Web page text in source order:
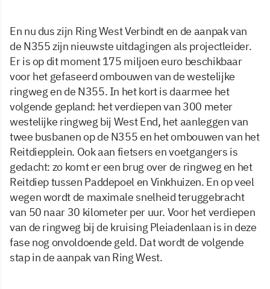
En nu dus zijn Ring West Verbindt en de aanpak van
de N355 zijn nieuwste uitdagingen als projectleider.
Er is op dit moment 175 miljoen euro beschikbaar
voor het gefaseerd ombouwen van de westelijke
ringweg en de N355. In het kort is daarmee het
volgende gepland: het verdiepen van 300 meter
westelijke ringweg bij West End, het aanleggen van
twee busbanen op de N355 en het ombouwen van het
Reitdiepplein. Ook aan fietsers en voetgangers is
gedacht: zo komt er een brug over de ringweg en het
Reitdiep tussen Paddepoel en Vinkhuizen. En op veel
wegen wordt de maximale snelheid teruggebracht
van 50 naar 30 kilometer per uur. Voor het verdiepen
van de ringweg bij de kruising Pleiadenlaan is in deze
fase nog onvoldoende geld. Dat wordt de volgende
stap in de aanpak van Ring West.